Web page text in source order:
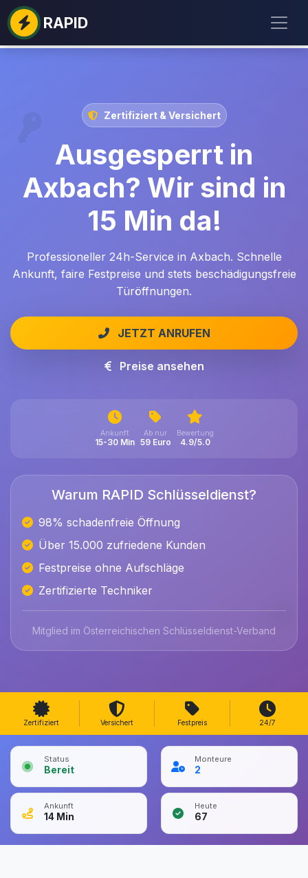
RAPID
Zertifiziert & Versichert
Ausgesperrt in
Axbach? Wir sind in
15 Min da!
Professioneller 24h-Service in Axbach. Schnelle
Ankunft, faire Festpreise und stets beschädigungsfreie
Türöffnungen.
JETZT ANRUFEN
Preise ansehen
Ankunft
15-30 Min
Ab nur
59 Euro
Bewertung
4.9/5.0
Warum RAPID Schlüsseldienst?
98% schadenfreie Öffnung
Über 15.000 zufriedene Kunden
Festpreise ohne Aufschläge
Zertifizierte Techniker
Mitglied im Österreichischen Schlüsseldienst-Verband
Zertifiziert Versichert Festpreis 24/7
Status
Bereit
Monteure
2
Ankunft
14 Min
Heute
67